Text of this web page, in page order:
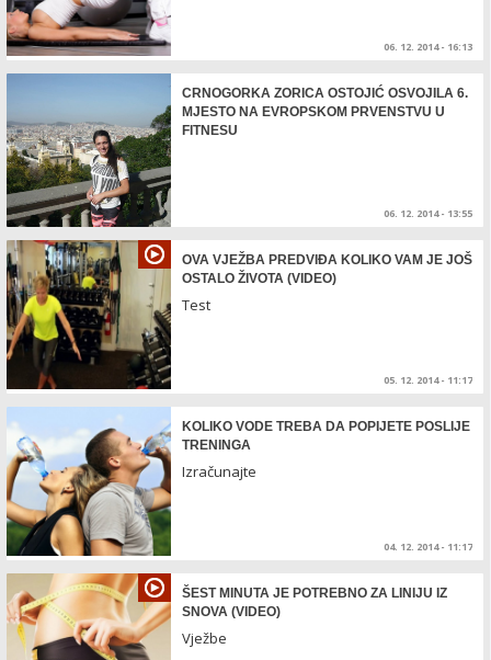
06. 12. 2014 - 16:13
CRNOGORKA ZORICA OSTOJIĆ OSVOJILA 6.
MJESTO NA EVROPSKOM PRVENSTVU U
FITNESU
06. 12. 2014 - 13:55
OVA VJEŽBA PREDVIĐA KOLIKO VAM JE JOŠ
OSTALO ŽIVOTA (VIDEO)
Test
05. 12. 2014 - 11:17
KOLIKO VODE TREBA DA POPIJETE POSLIJE
TRENINGA
Izračunajte
04. 12. 2014 - 11:17
ŠEST MINUTA JE POTREBNO ZA LINIJU IZ
SNOVA (VIDEO)
Vježbe